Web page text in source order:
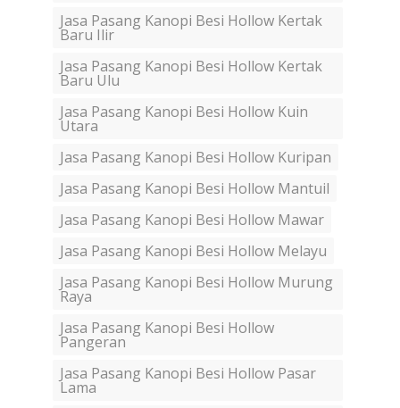
Jasa Pasang Kanopi Besi Hollow Kertak
Baru Ilir
Jasa Pasang Kanopi Besi Hollow Kertak
Baru Ulu
Jasa Pasang Kanopi Besi Hollow Kuin
Utara
Jasa Pasang Kanopi Besi Hollow Kuripan
Jasa Pasang Kanopi Besi Hollow Mantuil
Jasa Pasang Kanopi Besi Hollow Mawar
Jasa Pasang Kanopi Besi Hollow Melayu
Jasa Pasang Kanopi Besi Hollow Murung
Raya
Jasa Pasang Kanopi Besi Hollow
Pangeran
Jasa Pasang Kanopi Besi Hollow Pasar
Lama